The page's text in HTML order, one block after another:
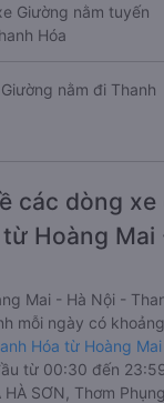
Giường nằm tuyến
Hóa
nằm đi Thanh
các dòng
Hoàng Mai
Mai - Hà Nội -
mỗi ngày có
Hóa từ Hoàng
từ 00:30 đến
HÀ SƠN, Thơm